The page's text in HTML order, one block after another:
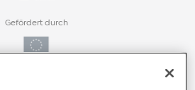
Gefördert durch